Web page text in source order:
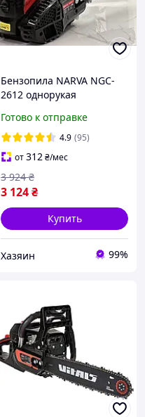
Бензопила NARVA NGC-
2612 однорукая
Готово к отправке
4.9 (95)
от312₴/мес
3 124₴
3 924 ₴
Купить
Хазяин 99%